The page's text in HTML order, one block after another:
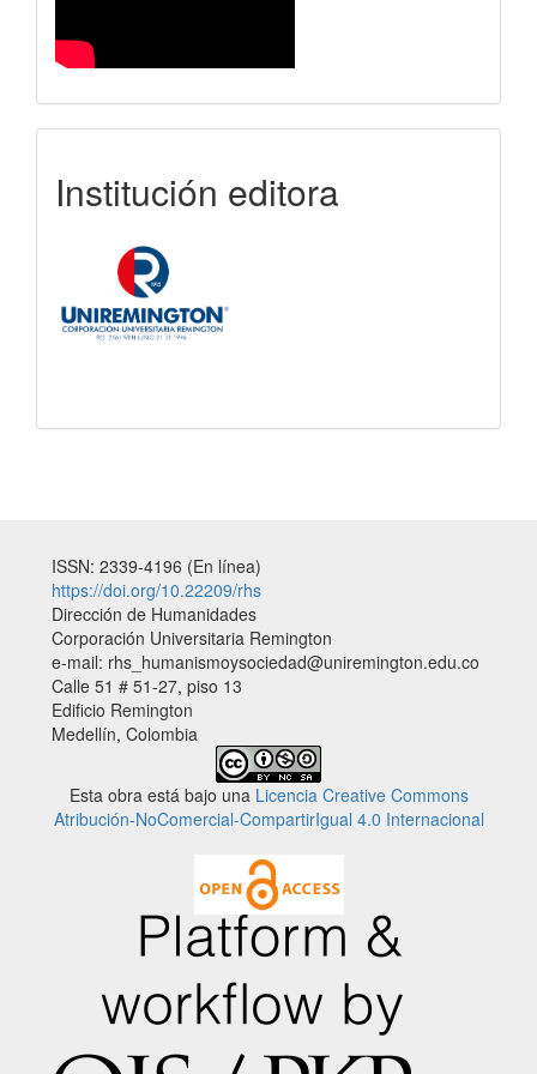
Institución editora
ISSN: 2339-4196 (En línea)
https://doi.org/10.22209/rhs
Dirección de Humanidades
Corporación Universitaria Remington
e-mail: rhs_humanismoysociedad@uniremington.edu.co
Calle 51 # 51-27, piso 13
Edificio Remington
Medellín, Colombia
Esta obra está bajo una Licencia Creative Commons
Atribución-NoComercial-CompartirIgual 4.0 Internacional